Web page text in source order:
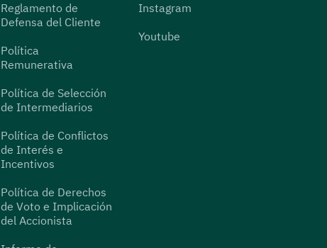
Reglamento de
Defensa del Cliente
Política
Remunerativa
Política de Selección
de Intermediarios
Política de Conflictos
de Interés e
Incentivos
Política de Derechos
de Voto e Implicación
del Accionista
Instagram
Youtube